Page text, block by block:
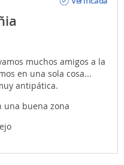
muchos amigos a la
en una sola cosa...
antipática.
una buena zona